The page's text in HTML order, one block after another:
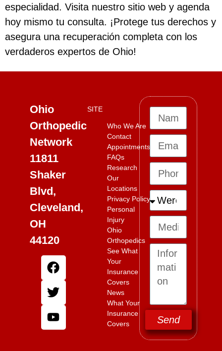
especialidad. Visita nuestro sitio web y agenda
hoy mismo tu consulta. ¡Protege tus derechos y
asegura una recuperación completa con los
verdaderos expertos de Ohio!
Ohio
Orthopedic
Network
11811
Shaker
Blvd,
Cleveland,
OH
44120
SITE
Who We Are
Contact
Appointments
FAQs
Research
Our
Locations
Privacy Policy
Personal
Injury
Ohio
Orthopedics
See What
Your
Insurance
Covers
News
What Your
Insurance
Covers
Send